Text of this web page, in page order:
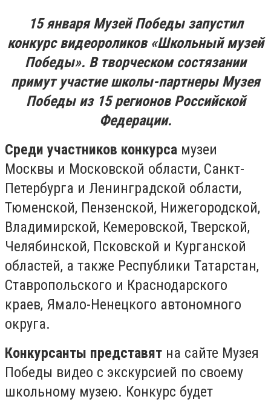
15 января Музей Победы запустил
конкурс видеороликов «Школьный музей
Победы». В творческом состязании
примут участие школы-партнеры Музея
Победы из 15 регионов Российской
Федерации.
Среди участников конкурса музеи
Москвы и Московской области, Санкт-
Петербурга и Ленинградской области,
Тюменской, Пензенской, Нижегородской,
Владимирской, Кемеровской, Тверской,
Челябинской, Псковской и Курганской
областей, а также Республики Татарстан,
Ставропольского и Краснодарского
краев, Ямало-Ненецкого автономного
округа.
Конкурсанты представят на сайте Музея
Победы видео с экскурсией по своему
школьному музею. Конкурс будет